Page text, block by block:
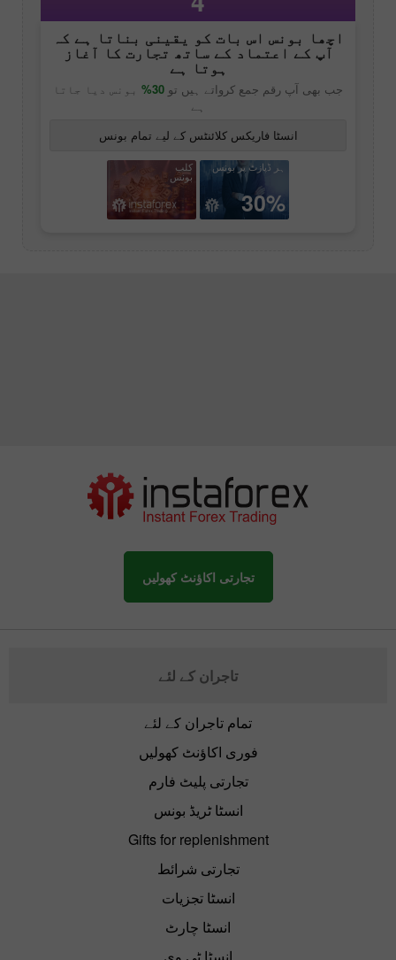
اچھا بونس اس بات کو یقینی بناتا ہے کہ
آپ کے اعتماد کے ساتھ تجارت کا آغاز
ہوتا ہے
جب بھی آپ رقم جمع کرواتے ہیں تو 30%
بونس دیا جاتا
ہے
انسٹا فاریکس کلائنٹس کے لیے تمام بونس
ہر ڈپازٹ پر بونس
30%
کلب
بونس
تجارتی اکاؤنٹ کھولیں
تاجران کے لئے
تمام تاجران کے لئے
فوری اکاؤنٹ کھولیں
تجارتی پلیٹ فارم
انسٹا ٹریڈ بونس
Gifts for replenishment
تجارتی شرائط
انسٹا تجزیات
انسٹا چارٹ
انسٹا ٹی وی